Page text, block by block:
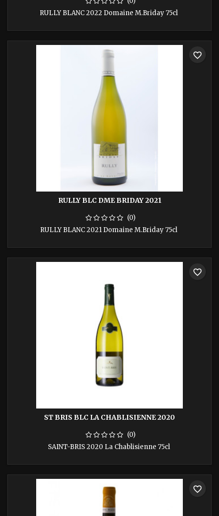
RULLY BLANC 2022 Domaine M.Briday 75cl
RULLY BLC DME BRIDAY 2021
(0)
RULLY BLANC 2021 Domaine M.Briday 75cl
favorite_border
ST BRIS BLC LA CHABLISIENNE 2020
(0)
SAINT-BRIS 2020 La Chablisienne 75cl
favorite_border
favorite_border